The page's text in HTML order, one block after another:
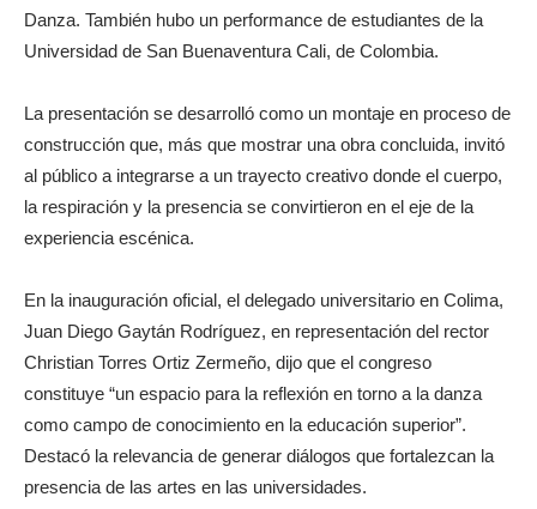
Danza. También hubo un performance de estudiantes de la
Universidad de San Buenaventura Cali, de Colombia.
La presentación se desarrolló como un montaje en proceso de
construcción que, más que mostrar una obra concluida, invitó
al público a integrarse a un trayecto creativo donde el cuerpo,
la respiración y la presencia se convirtieron en el eje de la
experiencia escénica.
En la inauguración oficial, el delegado universitario en Colima,
Juan Diego Gaytán Rodríguez, en representación del rector
Christian Torres Ortiz Zermeño, dijo que el congreso
constituye “un espacio para la reflexión en torno a la danza
como campo de conocimiento en la educación superior”.
Destacó la relevancia de generar diálogos que fortalezcan la
presencia de las artes en las universidades.